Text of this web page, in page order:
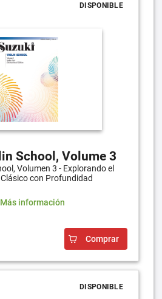
DISPONIBLE
School, Volume 3
Volumen 3 - Explorando el
con Profundidad
Más información
Comprar
DISPONIBLE